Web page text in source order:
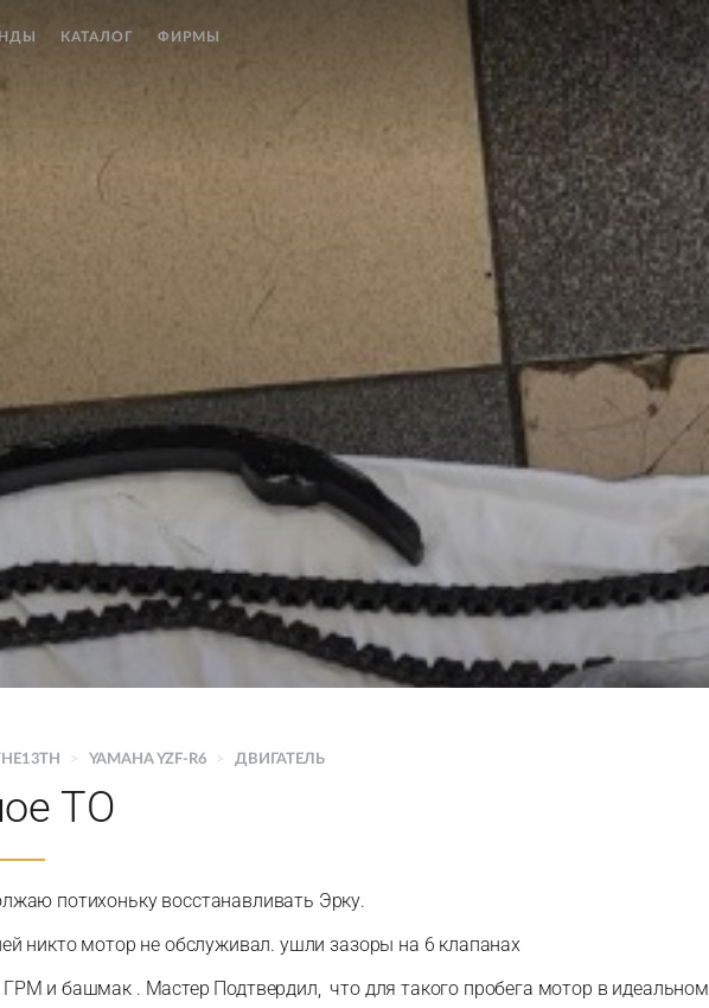
КАТАЛОГ ФИРМЫ
> YAMAHA YZF-R6 > ДВИГАТЕЛЬ
ТО
потихоньку восстанавливать Эрку.
никто мотор не обслуживал. ушли зазоры на 6 клапанах
и башмак . Мастер Подтвердил, что для такого пробега мотор в идеальном